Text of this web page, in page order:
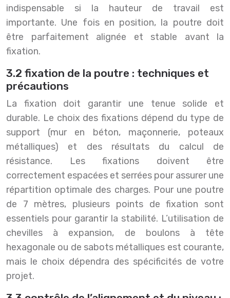
indispensable si la hauteur de travail est
importante. Une fois en position, la poutre doit
être parfaitement alignée et stable avant la
fixation.
3.2 fixation de la poutre : techniques et
précautions
La fixation doit garantir une tenue solide et
durable. Le choix des fixations dépend du type de
support (mur en béton, maçonnerie, poteaux
métalliques) et des résultats du calcul de
résistance. Les fixations doivent être
correctement espacées et serrées pour assurer une
répartition optimale des charges. Pour une poutre
de 7 mètres, plusieurs points de fixation sont
essentiels pour garantir la stabilité. L’utilisation de
chevilles à expansion, de boulons à tête
hexagonale ou de sabots métalliques est courante,
mais le choix dépendra des spécificités de votre
projet.